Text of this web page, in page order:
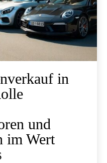
in
und
im Wert